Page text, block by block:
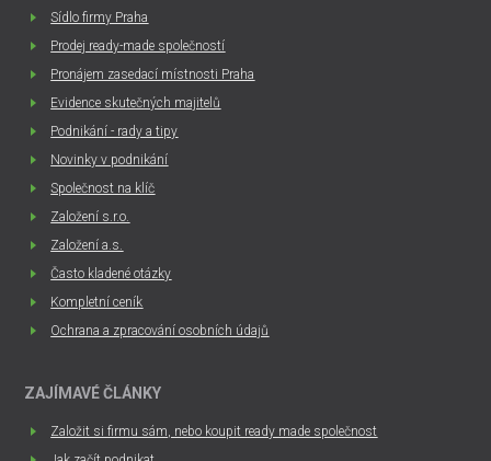
Sídlo firmy Praha
Prodej ready-made společností
Pronájem zasedací místnosti Praha
Evidence skutečných majitelů
Podnikání - rady a tipy
Novinky v podnikání
Společnost na klíč
Založení s.r.o.
Založení a.s.
Často kladené otázky
Kompletní ceník
Ochrana a zpracování osobních údajů
ZAJÍMAVÉ ČLÁNKY
Založit si firmu sám, nebo koupit ready made společnost